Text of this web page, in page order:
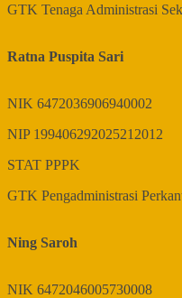
GTK Tenaga Administrasi
Ratna Puspita Sari
NIK 6472036906940002
NIP 199406292025212012
STAT PPPK
GTK Pengadministrasi
Ning Saroh
NIK 6472046005730008